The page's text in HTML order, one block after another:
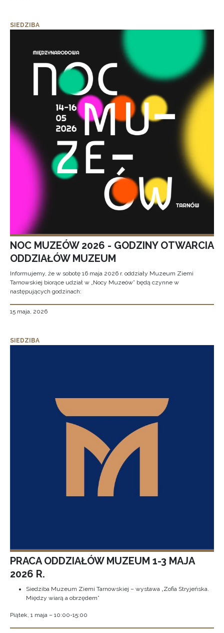
SIEDZIBA
NOC MUZEÓW 2026 - GODZINY OTWARCIA
ODDZIAŁÓW MUZEUM
Informujemy, że w sobotę 16 maja 2026 r. oddziały Muzeum Ziemi
Tarnowskiej biorące udział w „Nocy Muzeów” będą czynne w
następujących godzinach:
15 maja, 2026
SIEDZIBA
PRACA ODDZIAŁÓW MUZEUM 1-3 MAJA
2026 R.
Siedziba Muzeum Ziemi Tarnowskiej – wystawa „Zofia Stryjeńska.
Między wiarą a obrzędem”
Piątek, 1 maja – 10:00-15:00